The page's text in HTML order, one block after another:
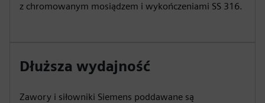
z chromowanym mosiądzem i wykończeniami SS 316.
Dłuższa wydajność
Zawory i siłowniki Siemens poddawane są